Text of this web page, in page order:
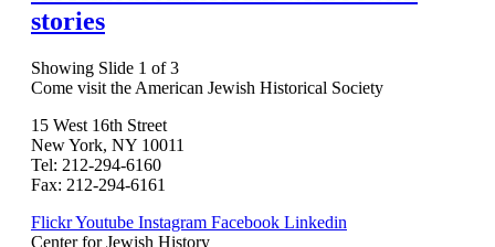
stories
Showing Slide 1 of 3
Come visit the American Jewish Historical Society
15 West 16th Street
New York, NY 10011
Tel: 212-294-6160
Fax: 212-294-6161
FlickrYoutube Instagram Facebook Linkedin
Center for Jewish History